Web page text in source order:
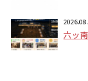
六ッ